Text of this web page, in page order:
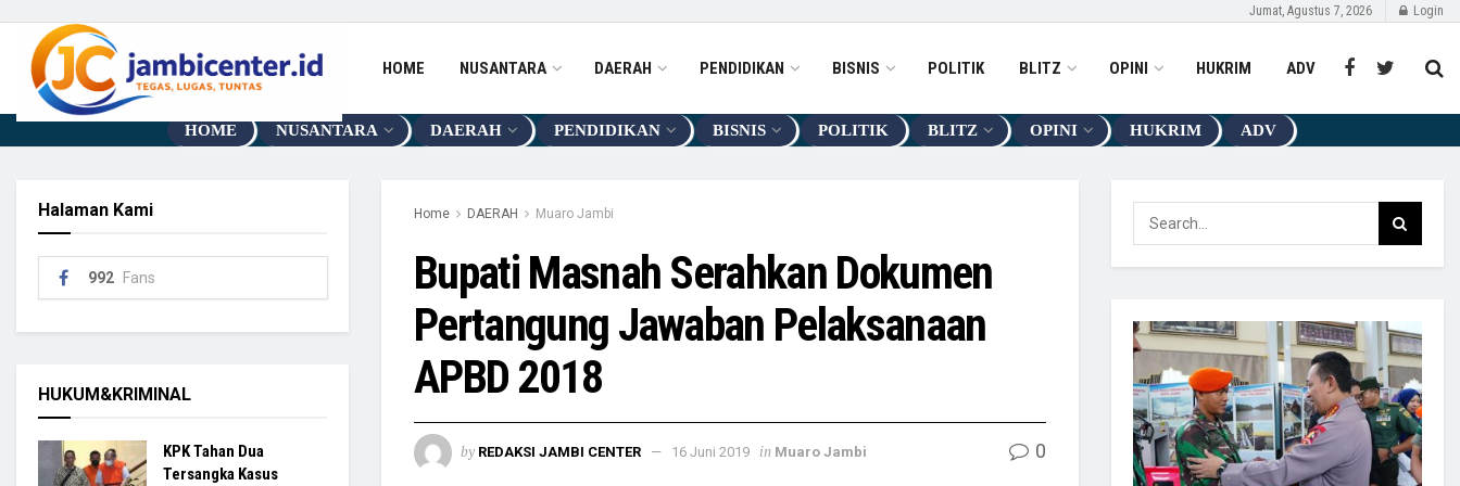
Jumat, Agustus 7, 2026 Login
HOME NUSANTARA DAERAH PENDIDIKAN BISNIS POLITIK BLITZ OPINI HUKRIM ADV
HOME NUSANTARA DAERAH PENDIDIKAN BISNIS POLITIK BLITZ OPINI HUKRIM ADV
Home DAERAH Muaro Jambi
Bupati Masnah Serahkan Dokumen
Pertangung Jawaban Pelaksanaan
APBD 2018
by REDAKSI JAMBI CENTER 16 Juni 2019 in Muaro Jambi 0
Halaman Kami
992 Fans
HUKUM&KRIMINAL
KPK Tahan Dua
Tersangka Kasus